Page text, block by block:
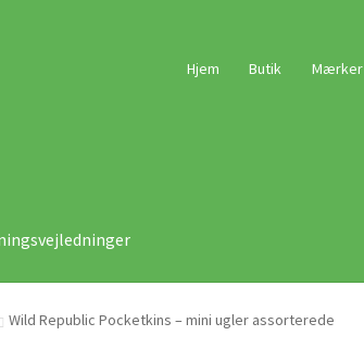
Hjem Butik Mærker
Wild Republic Pocketkins – mini ugler assorterede